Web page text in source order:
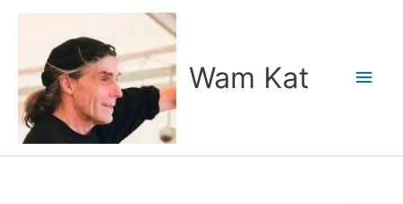
Wam Kat